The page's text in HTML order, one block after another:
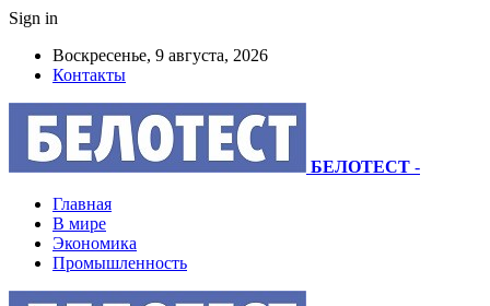
Sign in
Воскресенье, 9 августа, 2026
Контакты
БЕЛОТЕСТ -
Главная
В мире
Экономика
Промышленность